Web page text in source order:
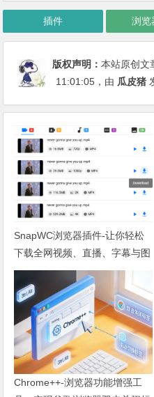
插件 浏览
版权声明：本站原创文
11:01:05 ，由 瓜皮猪
SnapWC浏览器插件-让你轻松
下载全网视频、直播、字幕与图
片
Chrome++-浏览器功能增强工